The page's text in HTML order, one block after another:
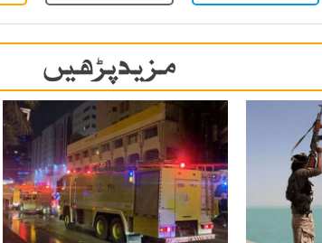
مزید پڑھیں